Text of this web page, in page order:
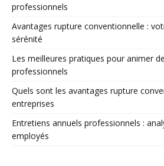
professionnels
Avantages rupture conventionnelle :
sérénité
Les meilleures pratiques pour animer
professionnels
Quels sont les avantages rupture
entreprises
Entretiens annuels professionnels :
employés